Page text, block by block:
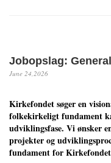
Jobopslag:
June 24,2026
Kirkefondet søger en
folkekirkeligt fundament
udviklingsfase. Vi ønsker
projekter og
fundament for